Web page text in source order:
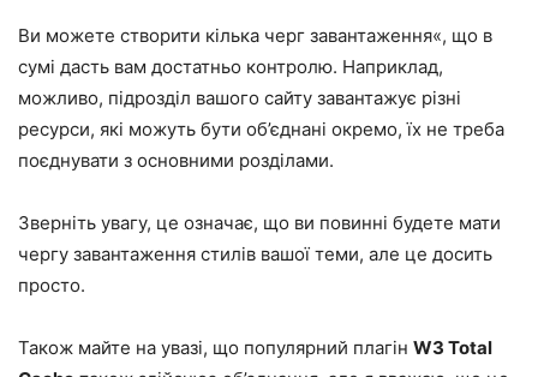
Ви можете створити кілька черг завантаження«, що в
сумі дасть вам достатньо контролю. Наприклад,
можливо, підрозділ вашого сайту завантажує різні
ресурси, які можуть бути об’єднані окремо, їх не треба
поєднувати з основними розділами.
Зверніть увагу, це означає, що ви повинні будете мати
чергу завантаження стилів вашої теми, але це досить
просто.
Також майте на увазі, що популярний плагін W3 Total